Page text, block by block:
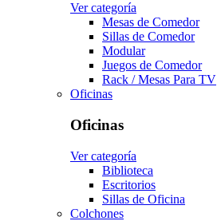
Ver categoría
Mesas de Comedor
Sillas de Comedor
Modular
Juegos de Comedor
Rack / Mesas Para TV
Oficinas
Oficinas
Ver categoría
Biblioteca
Escritorios
Sillas de Oficina
Colchones